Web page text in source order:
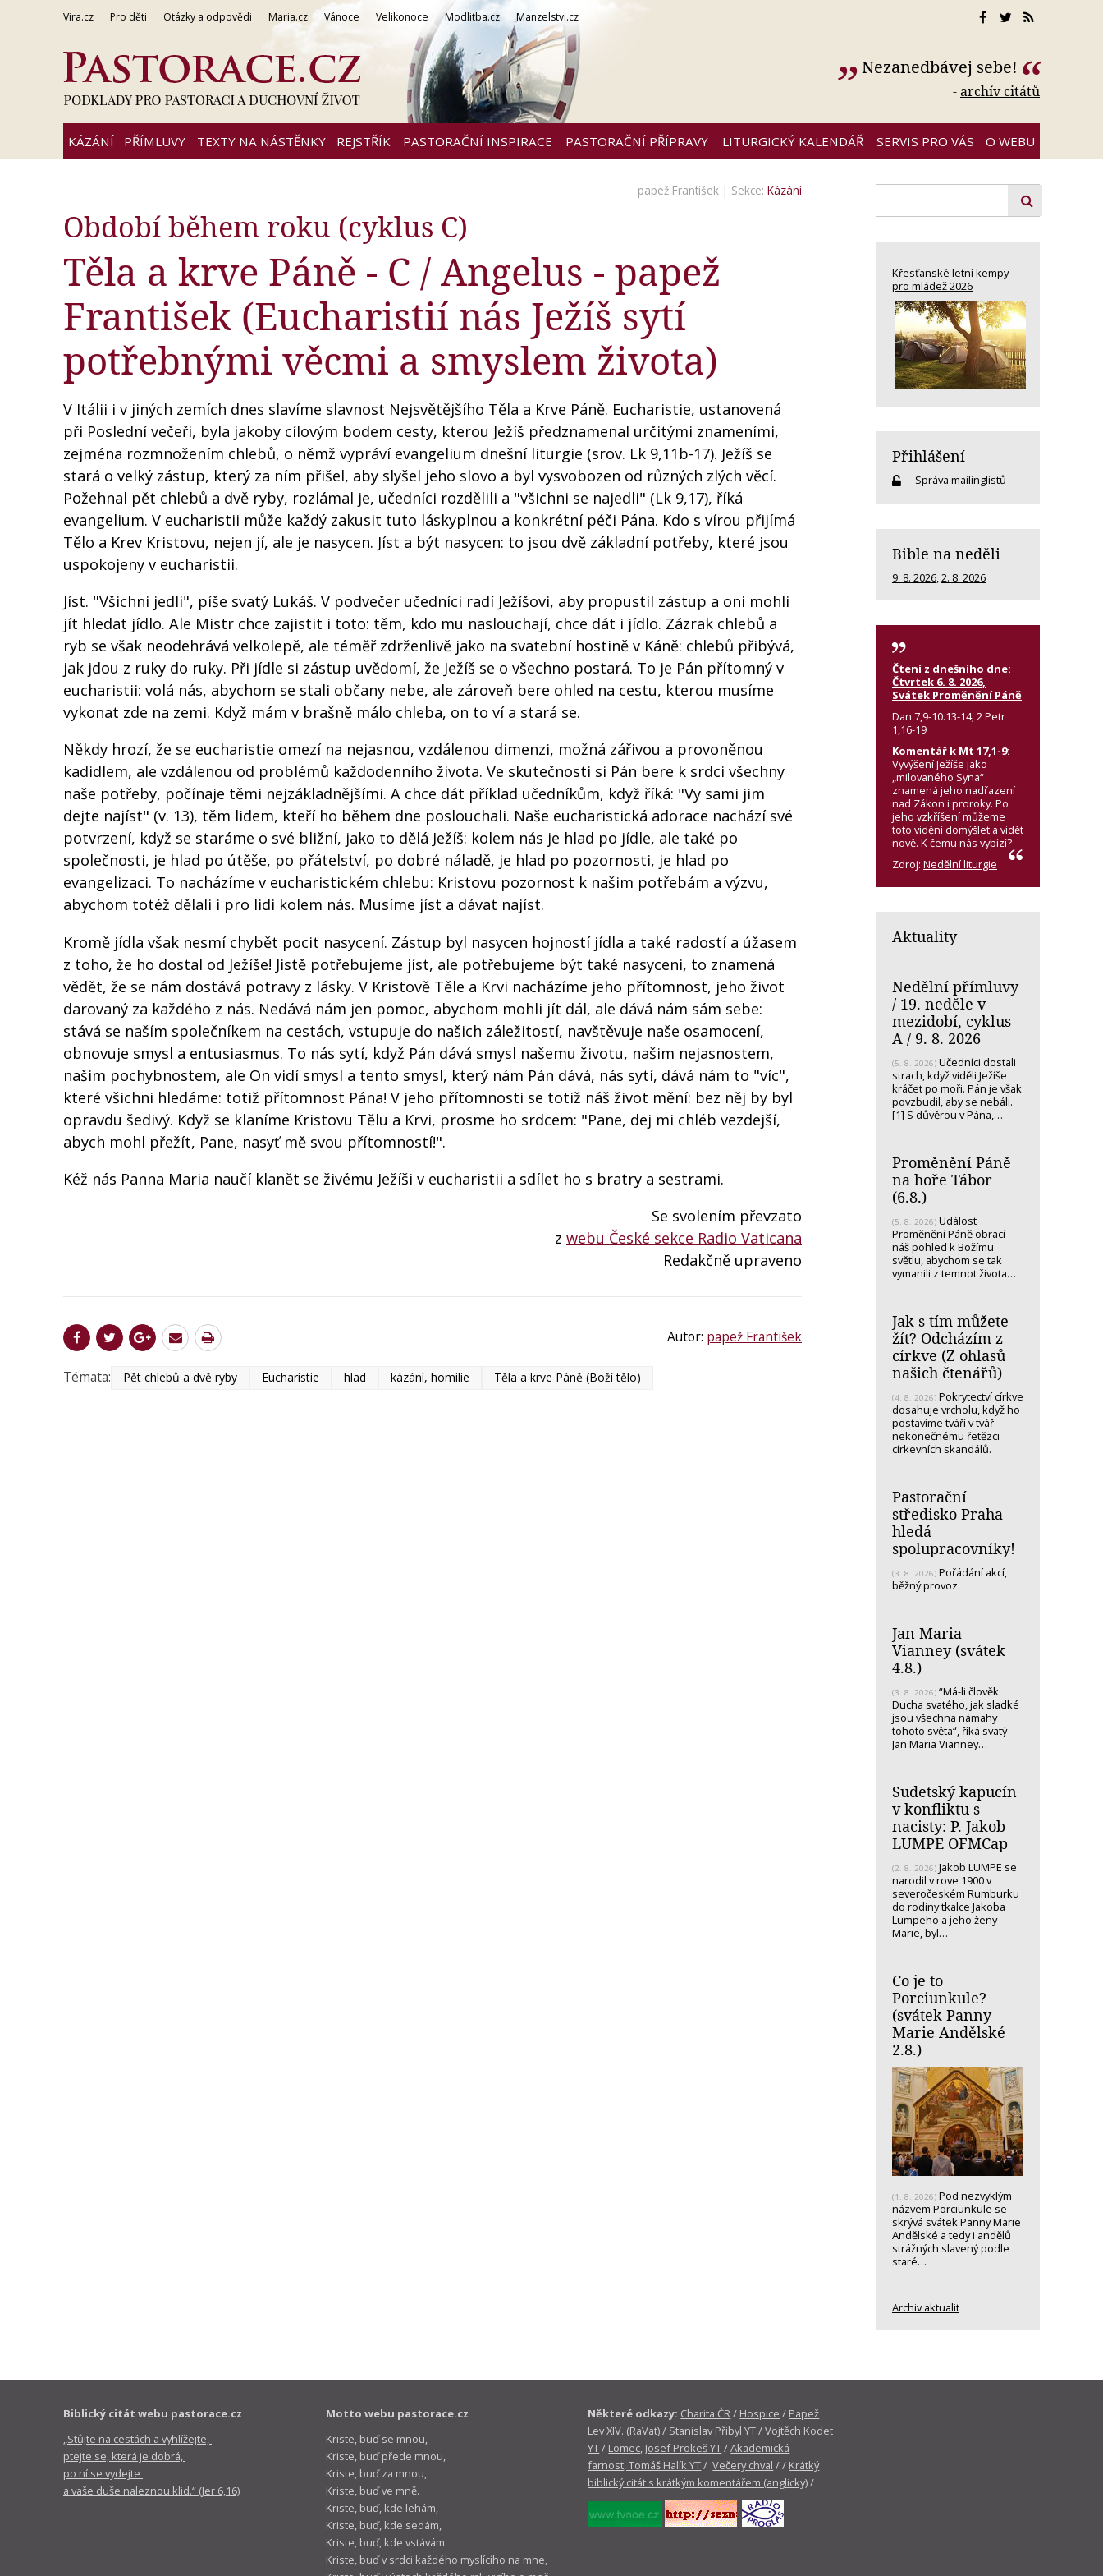
Vira.cz Pro děti Otázky a odpovědi Maria.cz Vánoce Velikonoce Modlitba.cz Manzelstvi.cz
Nezanedbávej sebe!
-archív citátů
KÁZÁNÍ PŘÍMLUVY TEXTY NA NÁSTĚNKY REJSTŘÍK PASTORAČNÍ INSPIRACE PASTORAČNÍ PŘÍPRAVY LITURGICKÝ KALENDÁŘ SERVIS PRO VÁS O WEBU
papež František | Sekce: Kázání
Období během roku (cyklus C)
Těla a krve Páně - C / Angelus - papež
František (Eucharistií nás Ježíš sytí
potřebnými věcmi a smyslem života)
V Itálii i v jiných zemích dnes slavíme slavnost Nejsvětějšího Těla a Krve Páně. Eucharistie, ustanovená
při Poslední večeři, byla jakoby cílovým bodem cesty, kterou Ježíš předznamenal určitými znameními,
zejména rozmnožením chlebů, o němž vypráví evangelium dnešní liturgie (srov. Lk 9,11b-17). Ježíš se
stará o velký zástup, který za ním přišel, aby slyšel jeho slovo a byl vysvobozen od různých zlých věcí.
Požehnal pět chlebů a dvě ryby, rozlámal je, učedníci rozdělili a "všichni se najedli" (Lk 9,17), říká
evangelium. V eucharistii může každý zakusit tuto láskyplnou a konkrétní péči Pána. Kdo s vírou přijímá
Tělo a Krev Kristovu, nejen jí, ale je nasycen. Jíst a být nasycen: to jsou dvě základní potřeby, které jsou
uspokojeny v eucharistii.
Jíst. "Všichni jedli", píše svatý Lukáš. V podvečer učedníci radí Ježíšovi, aby propustil zástup a oni mohli
jít hledat jídlo. Ale Mistr chce zajistit i toto: těm, kdo mu naslouchají, chce dát i jídlo. Zázrak chlebů a
ryb se však neodehrává velkolepě, ale téměř zdrženlivě jako na svatební hostině v Káně: chlebů přibývá,
jak jdou z ruky do ruky. Při jídle si zástup uvědomí, že Ježíš se o všechno postará. To je Pán přítomný v
eucharistii: volá nás, abychom se stali občany nebe, ale zároveň bere ohled na cestu, kterou musíme
vykonat zde na zemi. Když mám v brašně málo chleba, on to ví a stará se.
Někdy hrozí, že se eucharistie omezí na nejasnou, vzdálenou dimenzi, možná zářivou a provoněnou
kadidlem, ale vzdálenou od problémů každodenního života. Ve skutečnosti si Pán bere k srdci všechny
naše potřeby, počínaje těmi nejzákladnějšími. A chce dát příklad učedníkům, když říká: "Vy sami jim
dejte najíst" (v. 13), těm lidem, kteří ho během dne poslouchali. Naše eucharistická adorace nachází své
potvrzení, když se staráme o své bližní, jako to dělá Ježíš: kolem nás je hlad po jídle, ale také po
společnosti, je hlad po útěše, po přátelství, po dobré náladě, je hlad po pozornosti, je hlad po
evangelizaci. To nacházíme v eucharistickém chlebu: Kristovu pozornost k našim potřebám a výzvu,
abychom totéž dělali i pro lidi kolem nás. Musíme jíst a dávat najíst.
Kromě jídla však nesmí chybět pocit nasycení. Zástup byl nasycen hojností jídla a také radostí a úžasem
z toho, že ho dostal od Ježíše! Jistě potřebujeme jíst, ale potřebujeme být také nasyceni, to znamená
vědět, že se nám dostává potravy z lásky. V Kristově Těle a Krvi nacházíme jeho přítomnost, jeho život
darovaný za každého z nás. Nedává nám jen pomoc, abychom mohli jít dál, ale dává nám sám sebe:
stává se naším společníkem na cestách, vstupuje do našich záležitostí, navštěvuje naše osamocení,
obnovuje smysl a entusiasmus. To nás sytí, když Pán dává smysl našemu životu, našim nejasnostem,
našim pochybnostem, ale On vidí smysl a tento smysl, který nám Pán dává, nás sytí, dává nám to "víc",
které všichni hledáme: totiž přítomnost Pána! V jeho přítomnosti se totiž náš život mění: bez něj by byl
opravdu šedivý. Když se klaníme Kristovu Tělu a Krvi, prosme ho srdcem: "Pane, dej mi chléb vezdejší,
abych mohl přežít, Pane, nasyť mě svou přítomností!".
Kéž nás Panna Maria naučí klanět se živému Ježíši v eucharistii a sdílet ho s bratry a sestrami.
Se svolením převzato
z webu České sekce Radio Vaticana
Redakčně upraveno
Autor: papež František
Témata: Pět chlebů a dvě ryby Eucharistie hlad kázání, homilie Těla a krve Páně (Boží tělo)
Křesťanské letní kempy
pro mládež 2026
Přihlášení
Správa mailinglistů
Bible na neděli
9. 8. 2026 2. 8. 2026
Čtení z dnešního dne:
Čtvrtek 6. 8. 2026,
Svátek Proměnění Páně
Dan 7,9-10.13-14; 2 Petr
1,16-19
Komentář k Mt 17,1-9:
Vyvýšení Ježíše jako
„milovaného Syna“
znamená jeho nadřazení
nad Zákon i proroky. Po
jeho vzkříšení můžeme
toto vidění domýšlet a vidět
nově. K čemu nás vybízí?
Zdroj: Nedělní liturgie
Aktuality
Nedělní přímluvy
/ 19. neděle v
mezidobí, cyklus
A / 9. 8. 2026
(5. 8. 2026) Učedníci dostali
strach, když viděli Ježíše
kráčet po moři. Pán je však
povzbudil, aby se nebáli.
[1] S důvěrou v Pána,…
Proměnění Páně
na hoře Tábor
(6.8.)
(5. 8. 2026) Událost
Proměnění Páně obrací
náš pohled k Božímu
světlu, abychom se tak
vymanili z temnot života…
Jak s tím můžete
žít? Odcházím z
církve (Z ohlasů
našich čtenářů)
(4. 8. 2026) Pokrytectví církve
dosahuje vrcholu, když ho
postavíme tváří v tvář
nekonečnému řetězci
církevních skandálů.
Pastorační
středisko Praha
hledá
spolupracovníky!
(3. 8. 2026) Pořádání akcí,
běžný provoz.
Jan Maria
Vianney (svátek
4.8.)
(3. 8. 2026) “Má-li člověk
Ducha svatého, jak sladké
jsou všechna námahy
tohoto světa“, říká svatý
Jan Maria Vianney…
Sudetský kapucín
v konfliktu s
nacisty: P. Jakob
LUMPE OFMCap
(2. 8. 2026) Jakob LUMPE se
narodil v rove 1900 v
severočeském Rumburku
do rodiny tkalce Jakoba
Lumpeho a jeho ženy
Marie, byl…
Co je to
Porciunkule?
(svátek Panny
Marie Andělské
2.8.)
(1. 8. 2026) Pod nezvyklým
názvem Porciunkule se
skrývá svátek Panny Marie
Andělské a tedy i andělů
strážných slavený podle
staré…
Archiv aktualit
Biblický citát webu pastorace.cz
„Stůjte na cestách a vyhlížejte,
ptejte se, která je dobrá,
po ní se vydejte
a vaše duše naleznou klid.“ (Jer 6,16)
Motto webu pastorace.cz
Kriste, buď se mnou,
Kriste, buď přede mnou,
Kriste, buď za mnou,
Kriste, buď ve mně.
Kriste, buď, kde lehám,
Kriste, buď, kde sedám,
Kriste, buď, kde vstávám.
Kriste, buď v srdci každého myslícího na mne,
Některé odkazy: Charita ČR/ Hospice / Papež
Lev XIV. (RaVat)/ Stanislav Přibyl YT/Vojtěch Kodet
YT/ Lomec, Josef Prokeš YT/Akademická
farnost, Tomáš Halík YT/Večery chval / / Krátký
biblický citát s krátkým komentářem (anglicky)/